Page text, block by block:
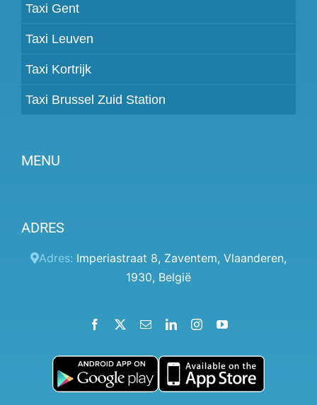
Taxi Gent
Taxi Leuven
Taxi Kortrijk
Taxi Brussel Zuid Station
MENU
Prijzen
Klantenpaneel
Algemene voorwaarden
Contact
ADRES
Adres: Imperiastraat 8, Zaventem, Vlaanderen,
1930, België
Facebook EmailLinkedInInstagramYouTube